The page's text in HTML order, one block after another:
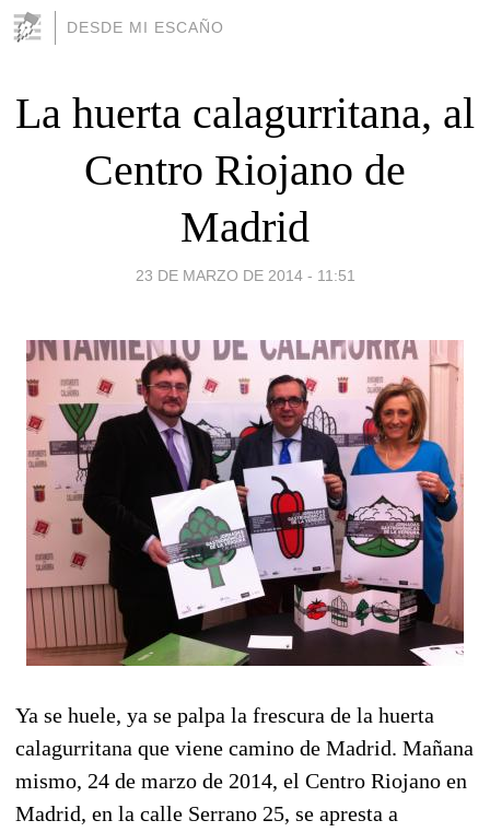
DESDE MI ESCAÑO
La huerta calagurritana, al
Centro Riojano de
Madrid
23 DE MARZO DE 2014 - 11:51
Ya se huele, ya se palpa la frescura de la huerta
calagurritana que viene camino de Madrid. Mañana
mismo, 24 de marzo de 2014, el Centro Riojano en
Madrid, en la calle Serrano 25, se apresta a